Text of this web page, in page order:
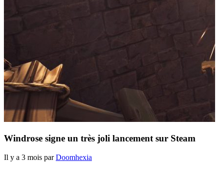
Windrose signe un très joli lancement sur Steam
Il y a 3 mois parDoomhexia